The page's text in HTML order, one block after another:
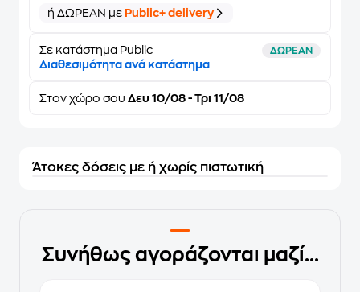
ή ΔΩΡΕΑΝ με Public+ delivery
Σε κατάστημα Public ΔΩΡΕΑΝ
Διαθεσιμότητα ανά κατάστημα
Στον χώρο σου Δευ 10/08 - Τρι 11/08
Άτοκες δόσεις με ή χωρίς πιστωτική
Συνήθως αγοράζονται μαζί...